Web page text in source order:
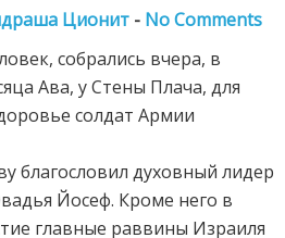
Ционит - No Comments
собрались вчера, в
Ава, у Стены Плача, для
солдат Армии
благословил духовный лидер
Йосеф. Кроме него в
главные раввины Израиля